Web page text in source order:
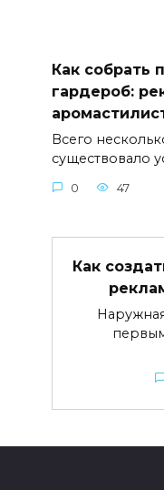
Как собрать
гардероб:
Всего
существовало
0 47
Как